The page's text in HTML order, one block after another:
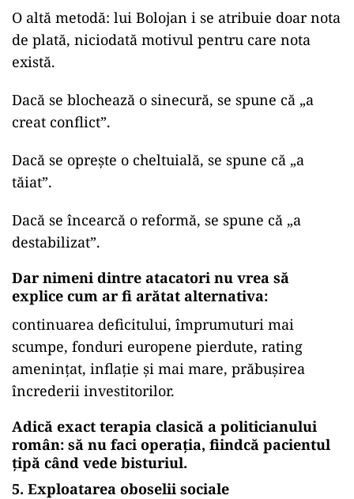
O altă metodă: lui Bolojan i se atribuie doar nota
de plată, niciodată motivul pentru care nota
există.
Dacă se blochează o sinecură, se spune că „a
creat conflict”.
Dacă se oprește o cheltuială, se spune că „a
tăiat”.
Dacă se încearcă o reformă, se spune că „a
destabilizat”.
Dar nimeni dintre atacatori nu vrea să
explice cum ar fi arătat alternativa:
continuarea deficitului, împrumuturi mai
scumpe, fonduri europene pierdute, rating
amenințat, inflație și mai mare, prăbușirea
încrederii investitorilor.
Adică exact terapia clasică a politicianului
român: să nu faci operația, fiindcă pacientul
țipă când vede bisturiul.
5. Exploatarea oboselii sociale